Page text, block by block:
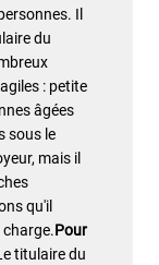
Il
du
: petite
âgées
sous le
mais il
qu'il
Pour
titulaire du